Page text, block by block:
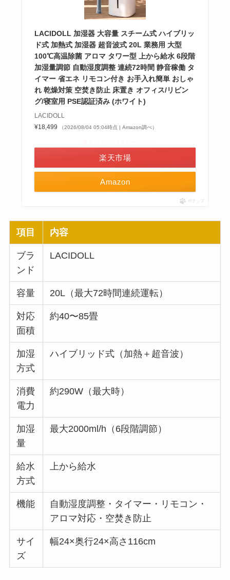
LACIDOLL 加湿器 大容量 スチーム式 ハイブリッ
ド式 加熱式 加湿器 超音波式 20L 業務用 大型
100℃高温除菌 アロマ タワー型 上から給水 6段階
加湿量調節 自動湿度調整 連続72時間 静音稼働 タ
イマー 省エネ リモコン付き お手入れ簡単 おしゃ
れ 乾燥対策 空焚き防止 床置き オフィス/リビン
グ/寝室用 PSE認証済み (ホワイト)
LACIDOLL
¥18,499
（2026/08/04 05:04時点 | Amazon調べ）
Amazon
楽天市場
ポチップ
項目 内容
ブラ
ンド
LACIDOLL
容量 20L（最大72時間連続運転）
対応
面積
約40〜85畳
加湿
方式
ハイブリッド式（加熱＋超音波）
消費
電力
約290W（最大時）
加湿
量
最大2000ml/h（6段階調節）
給水
方式
上から給水
機能
自動湿度調整・タイマー・リモコン・
アロマ対応・空焚き防止
サイ
ズ
幅24×奥行24×高さ116cm